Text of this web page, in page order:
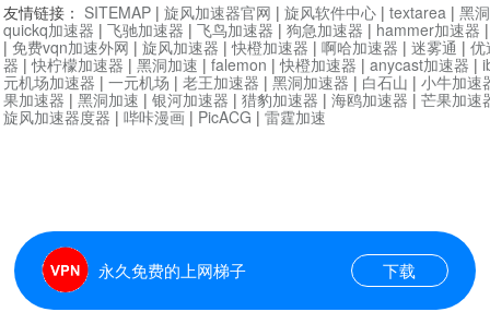
永久免费的上网梯子 下载
友情链接： SITEMAP | 旋风加速器官网 | 旋风软件中心 | textarea | 黑
quickq加速器 | 飞驰加速器 | 飞鸟加速器 | 狗急加速器 | hammer加速器
| 免费vqn加速外网 | 旋风加速器 |快橙加速器 | 啊哈加速器 | 迷雾通 | 优
器 |快柠檬加速器 | 黑洞加速 | falemon |快橙加速器 | anycast加速器 |
元机场加速器 | 一元机场 | 老王加速器 | 黑洞加速器 | 白石山 | 小牛加速
果加速器 | 黑洞加速 | 银河加速器 | 猎豹加速器 | 海鸥加速器 | 芒果加速
旋风加速器度器 | 哔咔漫画 | PicACG | 雷霆加速